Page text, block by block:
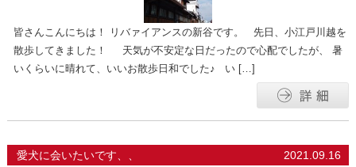
皆さんこんにちは！ リバァイアンスの新谷です。 先日、小江戸川越を
散歩してきました！ 天気が不安定な日だったので心配でしたが、 暑
いくらいに晴れて、いいお散歩日和でした♪ い […]
愛犬に会いたいです、、 2021.09.16